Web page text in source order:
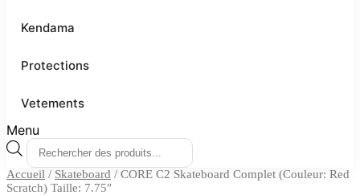
Kendama
Protections
Vetements
Menu
Recherche
de
produits
Accueil / Skateboard / CORE C2 Skateboard Complet (Couleur: Red
Scratch) Taille: 7.75″